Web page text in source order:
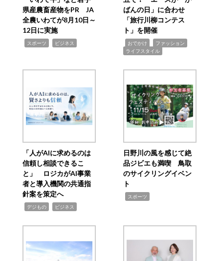
県産農畜産物をPR JA
全農いわてが8月10日～
12日に実施
スポーツ ビジネス
ばんの日」に合わせ
「旅行川柳コンテス
ト」を開催
おでかけ ファッション
ライフスタイル
「人がAIに求めるのは
信頼し相談できるこ
と」 ロジカがAI事業
者と導入機関の共通指
針案を策定へ
デジもの ビジネス
日野川の風を感じて絶
品ジビエも満喫 鳥取
のサイクリングイベン
ト
スポーツ